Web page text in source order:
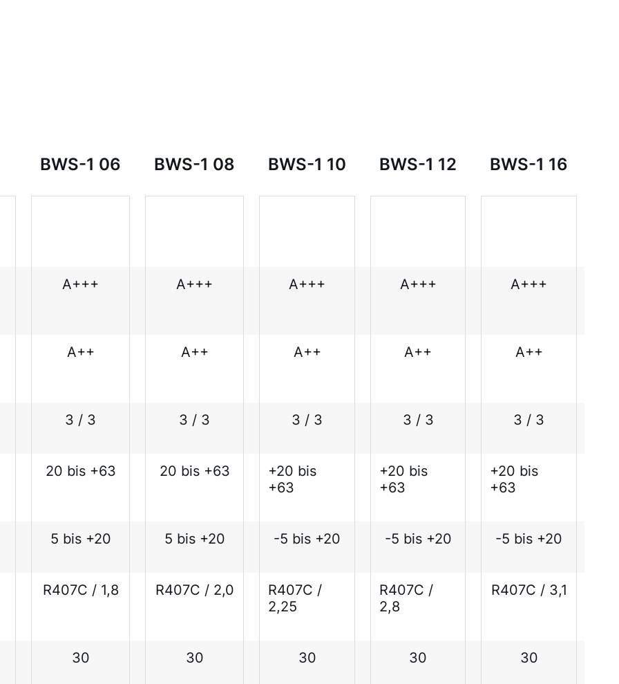
BWS-1 06 BWS-1 08 BWS-1 10 BWS-1 12 BWS-1 16
A+++ A+++ A+++ A+++ A+++
A++ A++ A++ A++ A++
3 / 3 3 / 3 3 / 3 3 / 3 3 / 3
20 bis +63 20 bis +63
+20 bis
+63
+20 bis
+63
+20 bis
+63
5 bis +20 5 bis +20 -5 bis +20 -5 bis +20 -5 bis +20
R407C / 1,8 R407C / 2,0
R407C /
2,25
R407C /
2,8
R407C / 3,1
30 30 30 30 30